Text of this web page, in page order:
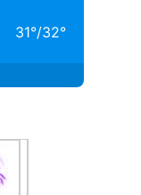
31°/32°